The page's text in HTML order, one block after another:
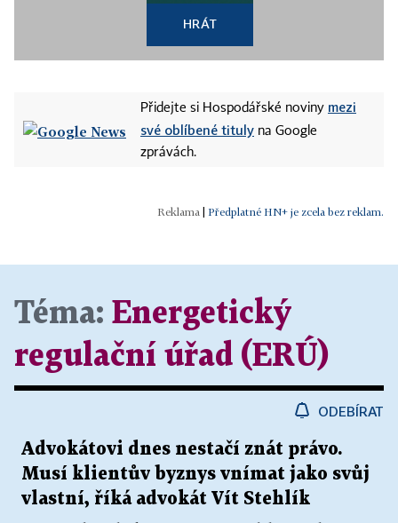
HRÁT
Přidejte si Hospodářské noviny mezi
své oblíbené tituly na Google
zprávách.
Předplatné HN+ je zcela bez reklam.
Téma: Energetický
regulační úřad (ERÚ)
ODEBÍRAT
Advokátovi dnes nestačí znát právo.
Musí klientův byznys vnímat jako svůj
vlastní, říká advokát Vít Stehlík